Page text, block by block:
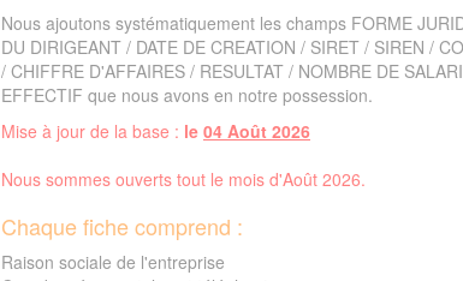
Nous ajoutons systématiquement les champs FORME
DU DIRIGEANT / DATE DE CREATION / SIRET / SIREN /
/ CHIFFRE D'AFFAIRES / RESULTAT / NOMBRE DE
EFFECTIF que nous avons en notre possession.
Mise à jour de la base : le 04 Août 2026
Nous sommes ouverts tout le mois d'Août 2026.
Chaque fiche comprend :
Raison sociale de l'entreprise